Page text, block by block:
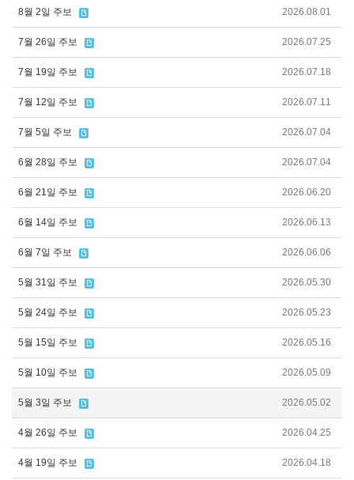
8월 2일 주보 2026.08.01
7월 26일 주보 2026.07.25
7월 19일 주보 2026.07.18
7월 12일 주보 2026.07.11
7월 5일 주보 2026.07.04
6월 28일 주보 2026.07.04
6월 21일 주보 2026.06.20
6월 14일 주보 2026.06.13
6월 7일 주보 2026.06.06
5월 31일 주보 2026.05.30
5월 24일 주보 2026.05.23
5월 15일 주보 2026.05.16
5월 10일 주보 2026.05.09
5월 3일 주보 2026.05.02
4월 26일 주보 2026.04.25
4월 19일 주보 2026.04.18